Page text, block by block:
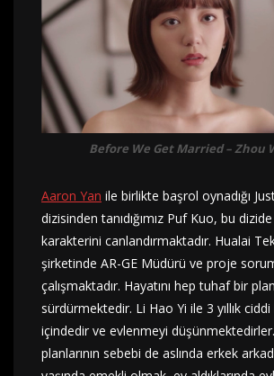
Before We Get Married – Zhou
Aaron Yan ile birlikte başrol oynadığı
dizisinden tanıdığımız Puf Kuo, bu
karakterini canlandırmaktadır. Hualai
şirketinde AR-GE Müdürü ve proje
çalışmaktadır. Hayatını hep tuhaf bir
sürdürmektedir. Li Hao Yi ile 3 yıllık
içindedir ve evlenmeyi
planlarının sebebi de aslında erkek